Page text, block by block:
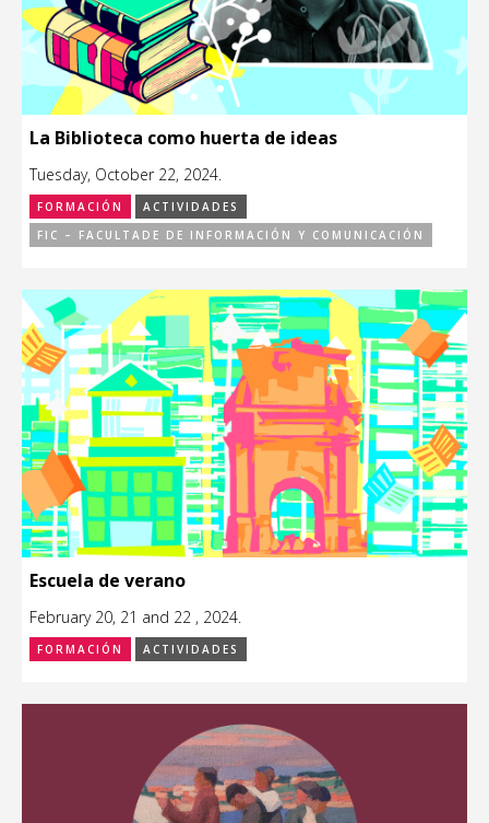
La Biblioteca como huerta de ideas
Tuesday, October 22, 2024.
FORMACIÓN
ACTIVIDADES
FIC – FACULTADE DE INFORMACIÓN Y COMUNICACIÓN
Escuela de verano
February 20, 21 and 22 , 2024.
FORMACIÓN ACTIVIDADES